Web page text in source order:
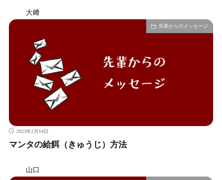
大﨑
先輩からのメッセージ
2023年2月14日
マンタの給餌（きゅうじ）方法
山口